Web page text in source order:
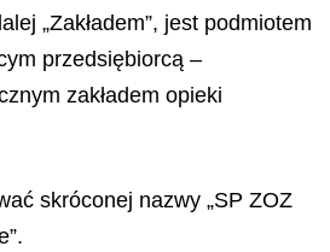
„Zakładem”, jest podmiotem
przedsiębiorcą –
zakładem opieki
skróconej nazwy „SP ZOZ